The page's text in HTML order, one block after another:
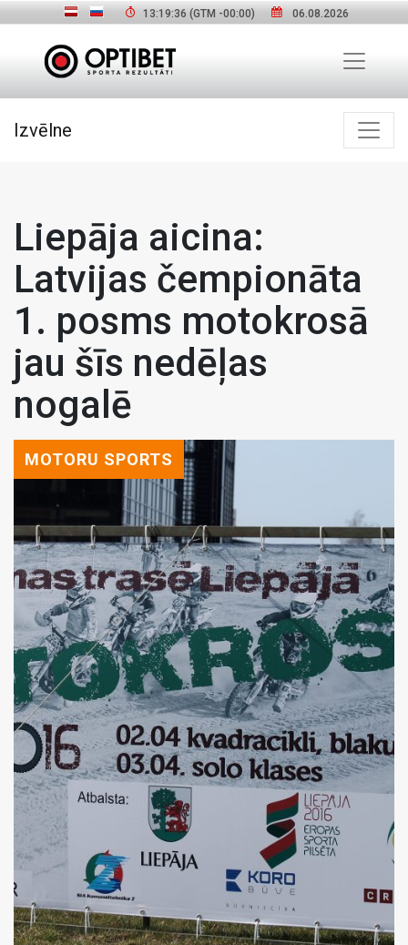
13:19:37 (GTM -00:00) 06.08.2026
Izvēlne
Liepāja aicina:
Latvijas čempionāta
1. posms motokrosā
jau šīs nedēļas
nogalē
MOTORU SPORTS